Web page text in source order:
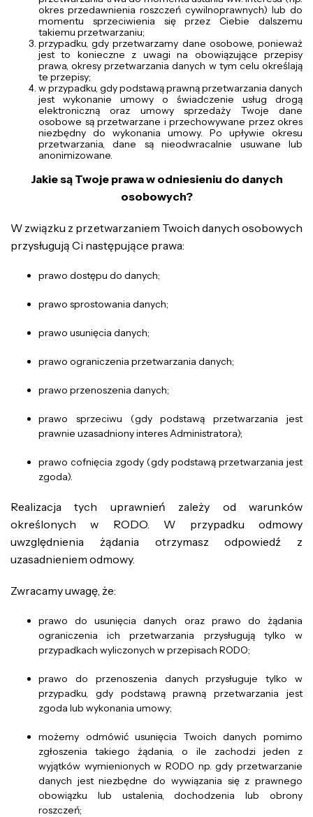
okres przedawnienia roszczeń cywilnoprawnych) lub do
momentu sprzeciwienia się przez Ciebie dalszemu
takiemu przetwarzaniu;
przypadku, gdy przetwarzamy dane osobowe, ponieważ
jest to konieczne z uwagi na obowiązujące przepisy
prawa, okresy przetwarzania danych w tym celu określają
te przepisy;
w przypadku, gdy podstawą prawną przetwarzania danych
jest wykonanie umowy o świadczenie usług drogą
elektroniczną oraz umowy sprzedaży Twoje dane
osobowe są przetwarzane i przechowywane przez okres
niezbędny do wykonania umowy. Po upływie okresu
przetwarzania, dane są nieodwracalnie usuwane lub
anonimizowane.
Jakie są Twoje prawa w odniesieniu do danych
osobowych?
W związku z przetwarzaniem Twoich danych osobowych
przysługują Ci następujące prawa:
prawo dostępu do danych;
prawo sprostowania danych;
prawo usunięcia danych;
prawo ograniczenia przetwarzania danych;
prawo przenoszenia danych;
prawo sprzeciwu (gdy podstawą przetwarzania jest
prawnie uzasadniony interes Administratora);
prawo cofnięcia zgody (gdy podstawą przetwarzania jest
zgoda).
Realizacja tych uprawnień zależy od warunków
określonych w RODO. W przypadku odmowy
uwzględnienia żądania otrzymasz odpowiedź z
uzasadnieniem odmowy.
Zwracamy uwagę, że:
prawo do usunięcia danych oraz prawo do żądania
ograniczenia ich przetwarzania przysługują tylko w
przypadkach wyliczonych w przepisach RODO;
prawo do przenoszenia danych przysługuje tylko w
przypadku, gdy podstawą prawną przetwarzania jest
zgoda lub wykonania umowy;
możemy odmówić usunięcia Twoich danych pomimo
zgłoszenia takiego żądania, o ile zachodzi jeden z
wyjątków wymienionych w RODO np. gdy przetwarzanie
danych jest niezbędne do wywiązania się z prawnego
obowiązku lub ustalenia, dochodzenia lub obrony
roszczeń;